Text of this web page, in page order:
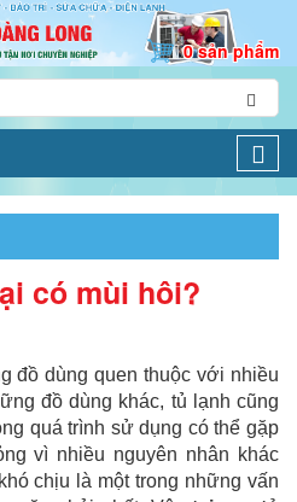
0 sản phẩm
có mùi hôi?
đồ dùng quen thuộc với nhiều
đồ dùng khác, tủ lạnh cũng
quá trình sử dụng có thể gặp
vì nhiều nguyên nhân khác
chịu là một trong những vấn